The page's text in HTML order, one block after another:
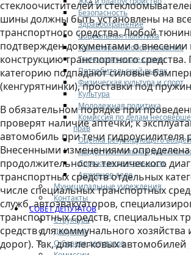
Безопасность
Здравоохранение
Социальная политика
Транспортное обслуживание
Технологические схемы
Потребительский рынок
Физическая культура и спорт
Культура
Молодежная политика
Комиссия по делам
прав
Оценка регулирующего
Градостроительная
Дорожная деятельность
Архивное дело
Муниципальные учреждения
Контакты
СОВЕТ ДЕПУТАТОВ
Структура
Депутаты
О Совете депутатов
стеклоочистителей и
шины должны быть установлены на
транспортного средства. Любой
подтвержден документами о
конструкцию транспортного средства.
категорию подпадают силовые
(кенгурятнинки), проставки под
В обязательном порядке при
проверят наличие аптечки; к
автомобиль при течи гидроусилителя
Внесенными изменениями определена
продолжительность технического
транспортных средств отдельных
числе специальных транспортных
служб, автоэвакуаторов,
транспортных средств, специальных
средств для коммунального
дорог). Так, для легковых автомобилей